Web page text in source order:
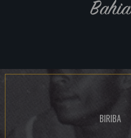
Bahia
BIRIBA